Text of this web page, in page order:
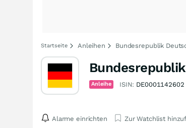
Startseite Anleihen Bundesrepublik
Anleihe ISIN: DE0001142602
Alarme einrichten Zur Watchlist